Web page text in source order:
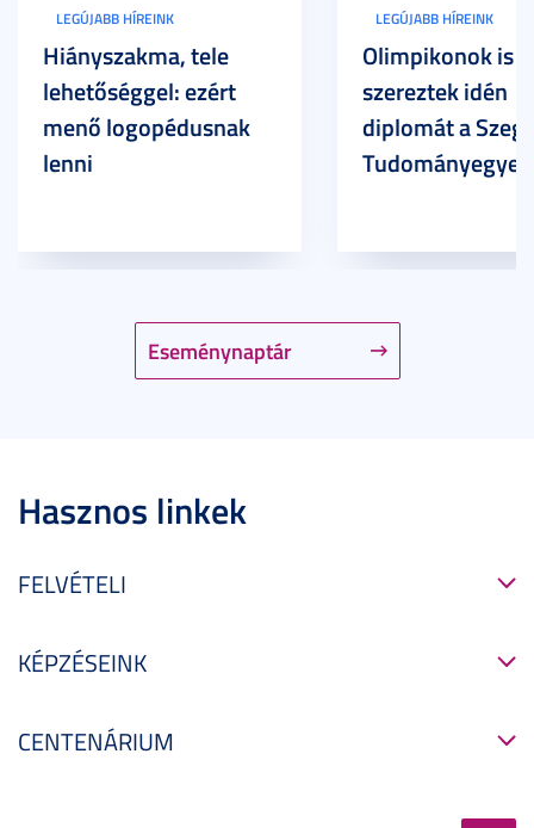
Eseménynaptár
LEGÚJABB HÍREINK
Hiányszakma, tele
lehetőséggel: ezért
menő logopédusnak
lenni
LEGÚJABB HÍREINK
Olimpikonok is
szereztek idén
diplomát a
Hasznos linkek
FELVÉTELI
KÉPZÉSEINK
CENTENÁRIUM